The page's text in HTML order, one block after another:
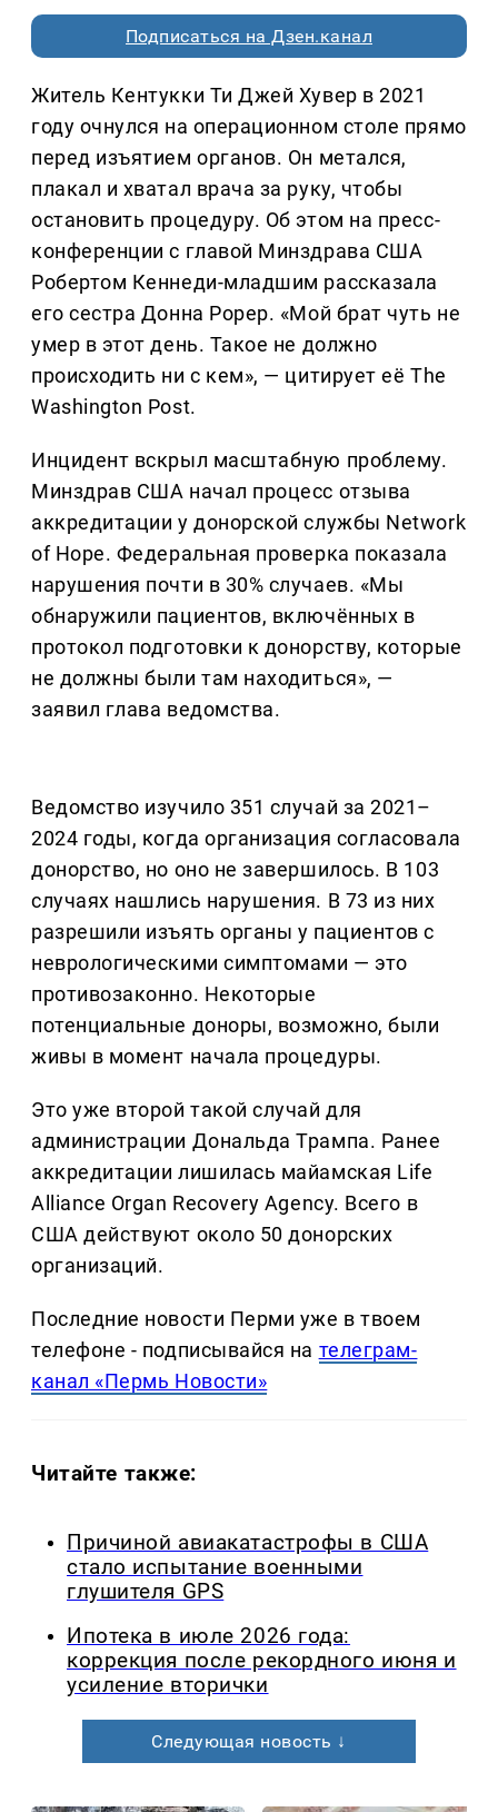
Подписаться на Дзен.канал
Житель Кентукки Ти Джей Хувер в 2021
году очнулся на операционном столе прямо
перед изъятием органов. Он метался,
плакал и хватал врача за руку, чтобы
остановить процедуру. Об этом на пресс-
конференции с главой Минздрава США
Робертом Кеннеди-младшим рассказала
его сестра Донна Рорер. «Мой брат чуть не
умер в этот день. Такое не должно
происходить ни с кем», — цитирует её The
Washington Post.
Инцидент вскрыл масштабную проблему.
Минздрав США начал процесс отзыва
аккредитации у донорской службы Network
of Hope. Федеральная проверка показала
нарушения почти в 30% случаев. «Мы
обнаружили пациентов, включённых в
протокол подготовки к донорству, которые
не должны были там находиться», —
заявил глава ведомства.
Ведомство изучило 351 случай за 2021–
2024 годы, когда организация согласовала
донорство, но оно не завершилось. В 103
случаях нашлись нарушения. В 73 из них
разрешили изъять органы у пациентов с
неврологическими симптомами — это
противозаконно. Некоторые
потенциальные доноры, возможно, были
живы в момент начала процедуры.
Это уже второй такой случай для
администрации Дональда Трампа. Ранее
аккредитации лишилась майамская Life
Alliance Organ Recovery Agency. Всего в
США действуют около 50 донорских
организаций.
Последние новости Перми уже в твоем
телефоне - подписывайся на телеграм-
канал «Пермь Новости»
Читайте также:
Причиной авиакатастрофы в США
стало испытание военными
глушителя GPS
Ипотека в июле 2026 года:
коррекция после рекордного июня и
усиление вторички
Следующая новость ↓